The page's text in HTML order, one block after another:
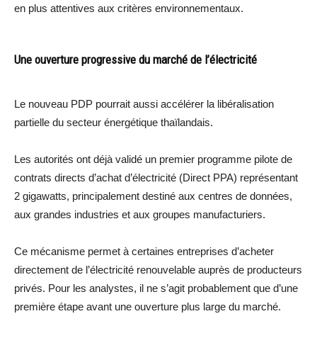
en plus attentives aux critères environnementaux.
Une ouverture progressive du marché de l’électricité
Le nouveau PDP pourrait aussi accélérer la libéralisation
partielle du secteur énergétique thaïlandais.
Les autorités ont déjà validé un premier programme pilote de
contrats directs d’achat d’électricité (Direct PPA) représentant
2 gigawatts, principalement destiné aux centres de données,
aux grandes industries et aux groupes manufacturiers.
Ce mécanisme permet à certaines entreprises d’acheter
directement de l’électricité renouvelable auprès de producteurs
privés. Pour les analystes, il ne s’agit probablement que d’une
première étape avant une ouverture plus large du marché.